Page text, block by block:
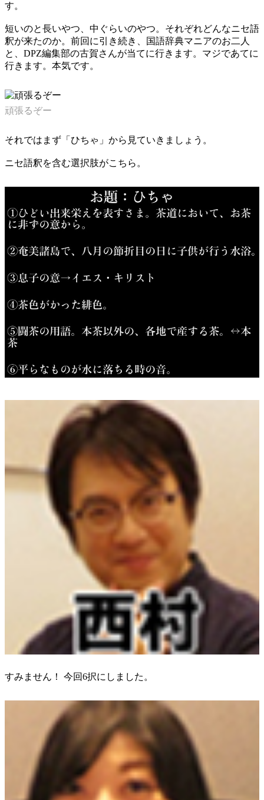
す。
短いのと長いやつ、中ぐらいのやつ。それぞれどんなニセ語
釈が来たのか。前回に引き続き、国語辞典マニアのお二人
と、DPZ編集部の古賀さんが当てに行きます。マジであてに
行きます。本気です。
頑張るぞー
それではまず「ひちゃ」から見ていきましょう。
ニセ語釈を含む選択肢がこちら。
すみません！ 今回6択にしました。